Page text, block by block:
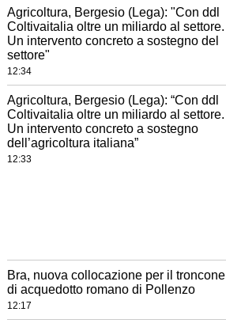
Agricoltura, Bergesio (Lega): "Con ddl
Coltivaitalia oltre un miliardo al settore.
Un intervento concreto a sostegno del
settore"
12:34
Agricoltura, Bergesio (Lega): “Con ddl
Coltivaitalia oltre un miliardo al settore.
Un intervento concreto a sostegno
dell’agricoltura italiana”
12:33
Bra, nuova collocazione per il troncone
di acquedotto romano di Pollenzo
12:17